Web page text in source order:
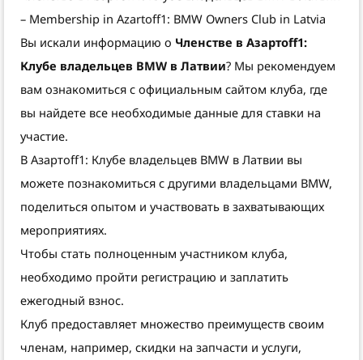
– Membership in Azartoff1: BMW Owners Club in Latvia
Вы искали информацию о Членстве в Азартоff1:
Клубе владельцев BMW в Латвии? Мы рекомендуем
вам ознакомиться с официальным сайтом клуба, где
вы найдете все необходимые данные для ставки на
участие.
В Азартоff1: Клубе владельцев BMW в Латвии вы
можете познакомиться с другими владельцами BMW,
поделиться опытом и участвовать в захватывающих
мероприятиях.
Чтобы стать полноценным участником клуба,
необходимо пройти регистрацию и заплатить
ежегодный взнос.
Клуб предоставляет множество преимуществ своим
членам, например, скидки на запчасти и услуги,